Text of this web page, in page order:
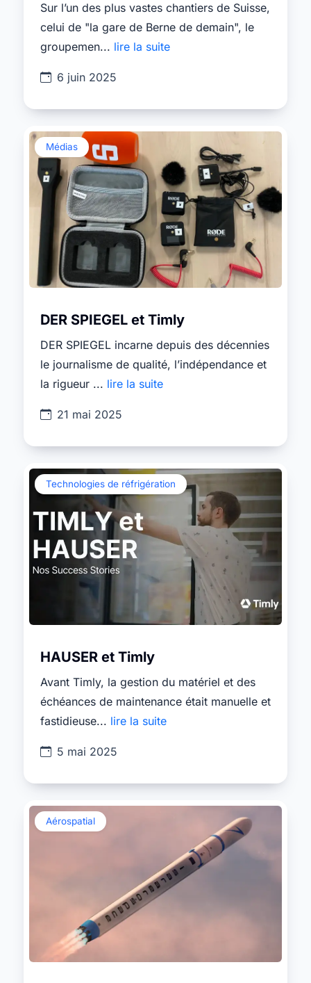
Sur l’un des plus vastes chantiers de Suisse,
celui de "la gare de Berne de demain", le
groupemen... lire la suite
6 juin 2025
Médias
DER SPIEGEL et Timly
DER SPIEGEL incarne depuis des décennies
le journalisme de qualité, l’indépendance et
la rigueur ... lire la suite
21 mai 2025
Technologies de réfrigération
HAUSER et Timly
Avant Timly, la gestion du matériel et des
échéances de maintenance était manuelle et
fastidieuse... lire la suite
5 mai 2025
Aérospatial